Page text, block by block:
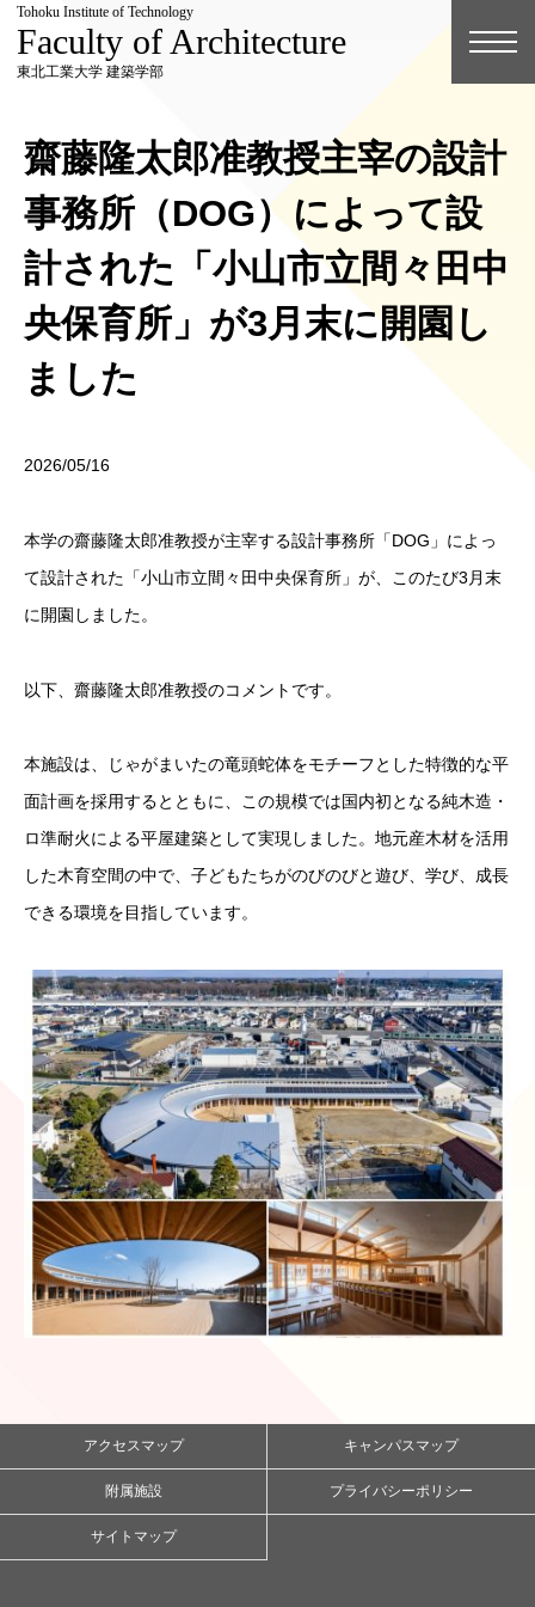
Tohoku Institute of Technology
Faculty of Architecture
東北工業大学 建築学部
齋藤隆太郎准教授主宰の設計
事務所（DOG）によって設
計された「小山市立間々田中
央保育所」が3月末に開園し
ました
2026/05/16
本学の齋藤隆太郎准教授が主宰する設計事務所「DOG」によっ
て設計された「小山市立間々田中央保育所 」が、このたび3月末
に開園しました。
以下、齋藤隆太郎准教授のコメントです。
本施設は、じゃがまいたの竜頭蛇体をモチーフとした特徴的な平
面計画を採用するとともに、この規模では国内初となる純木造・
ロ準耐火による平屋建築として実現しました。地元産木材を活用
した木育空間の中で、子どもたちがのびのびと遊び、学び、成長
できる環境を目指しています。
アクセスマップ キャンパスマップ
附属施設 プライバシーポリシー
サイトマップ